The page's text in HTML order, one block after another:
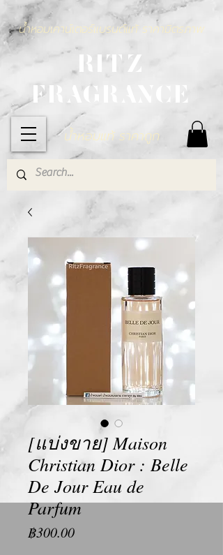
RITZ
FRAGRANCE
น้ำหอมแท้ ราคาถูก
น้ำหอมเคาน์เตอร์แบรนด์แท้ ราคามิตรภาพ
[แบ่งขาย] Maison
Christian Dior : Belle
De Jour Eau de
Parfum
฿300.00Price